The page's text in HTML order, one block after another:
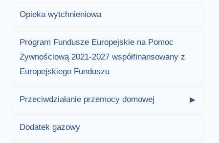
Opieka wytchnieniowa
Program Fundusze Europejskie na Pomoc
Żywnościową 2021-2027 współfinansowany z
Europejskiego Funduszu
Przeciwdziałanie przemocy domowej
Dodatek gazowy